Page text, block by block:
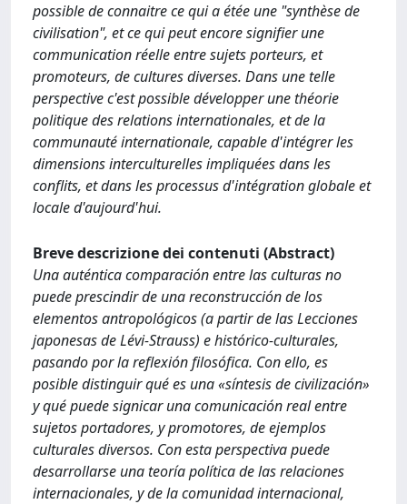
possible de connaitre ce qui a étée une "synthèse de
civilisation", et ce qui peut encore signifier une
communication réelle entre sujets porteurs, et
promoteurs, de cultures diverses. Dans une telle
perspective c'est possible développer une théorie
politique des relations internationales, et de la
communauté internationale, capable d'intégrer les
dimensions interculturelles impliquées dans les
conflits, et dans les processus d'intégration globale et
locale d'aujourd'hui.
Breve descrizione dei contenuti (Abstract)
Una auténtica comparación entre las culturas no
puede prescindir de una reconstrucción de los
elementos antropológicos (a partir de las Lecciones
japonesas de Lévi-Strauss) e histórico-culturales,
pasando por la reflexión filosófica. Con ello, es
posible distinguir qué es una «síntesis de civilización»
y qué puede signicar una comunicación real entre
sujetos portadores, y promotores, de ejemplos
culturales diversos. Con esta perspectiva puede
desarrollarse una teoría política de las relaciones
internacionales, y de la comunidad internacional,